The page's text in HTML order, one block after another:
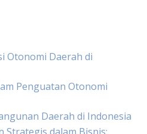
Otonomi Daerah di
Penguatan Otonomi
Daerah di Indonesia